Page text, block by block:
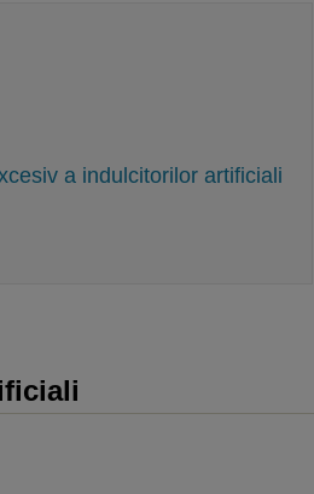
a indulcitorilor artificiali